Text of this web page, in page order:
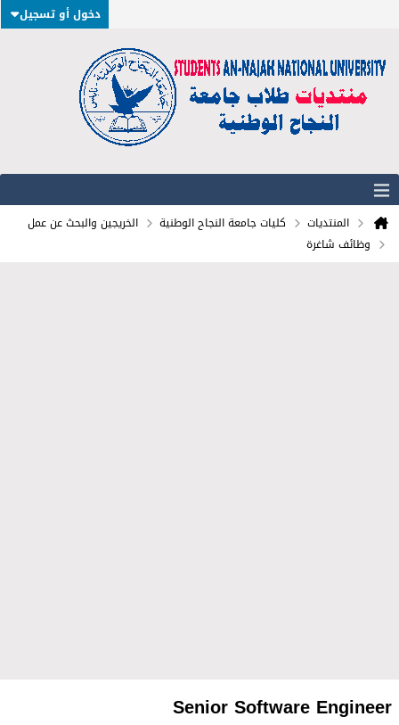
دخول أو تسجيل
المنتديات كليات جامعة النجاح الوطنية
الخريجين والبحث عن عمل
وظائف شاغرة
Senior Software Engineer